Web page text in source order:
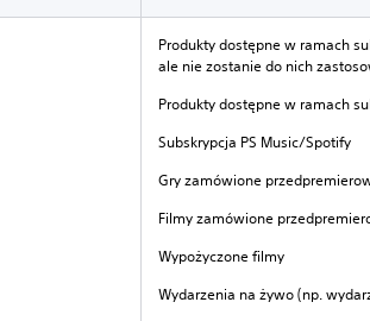
Produkty dostępne w ramach
ale nie zostanie do nich
Produkty dostępne w ramach
Subskrypcja PS Music/Spotify
Gry zamówione
Filmy zamówione
Wypożyczone filmy
Wydarzenia na żywo (np.